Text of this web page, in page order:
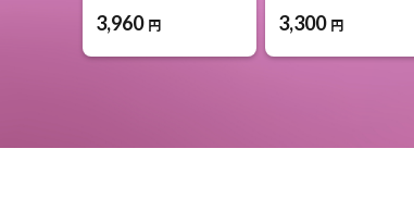
3,960 円 3,300 円